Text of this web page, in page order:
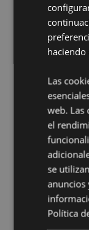
Material:
Ganador
Antifaz
¿Quieres
de
en laguía
Información
Abierto
haciendo
Las
web. Las
el
se
anuncios
Política